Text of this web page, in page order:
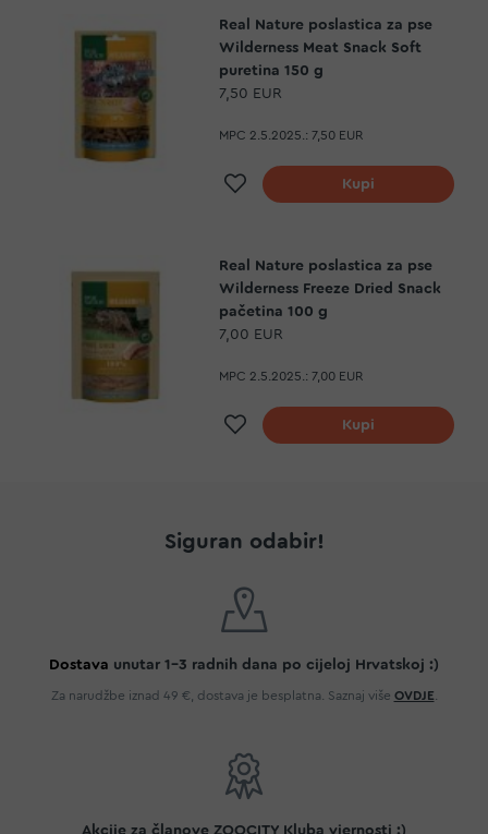
Real Nature poslastica za pse
Wilderness Meat Snack Soft
puretina 150 g
7,50 EUR
MPC 2.5.2025.: 7,50 EUR
Dodaj na listu želja
Kupi
Real Nature poslastica za pse
Wilderness Freeze Dried Snack
pačetina 100 g
7,00 EUR
MPC 2.5.2025.: 7,00 EUR
Dodaj na listu želja
Kupi
Siguran odabir!
Dostava unutar 1-3 radnih dana po cijeloj Hrvatskoj :)
Za narudžbe iznad 49 €, dostava je besplatna. Saznaj više OVDJE
Akcije za članove ZOOCITY Kluba vjernosti :)